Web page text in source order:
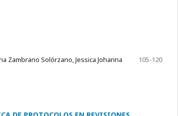
Zambrano Solórzano, Jessica Johanna
105-120